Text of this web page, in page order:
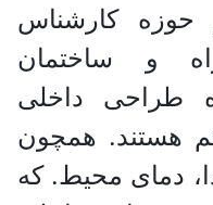
کارشناس
و ساختمان
طراحی داخلی
هستند. همچون
دمای محیط. که